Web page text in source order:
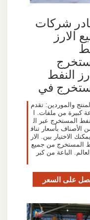
شركات
الارز
النفط
في
والموردين: تقدم
كبيرة من ملفات. ا
المستخرج عبر ال
الأصناف بأسعار تناف
الاختيار بين. الار
المستخرج من جميع
الباعة من كبر
على السعر